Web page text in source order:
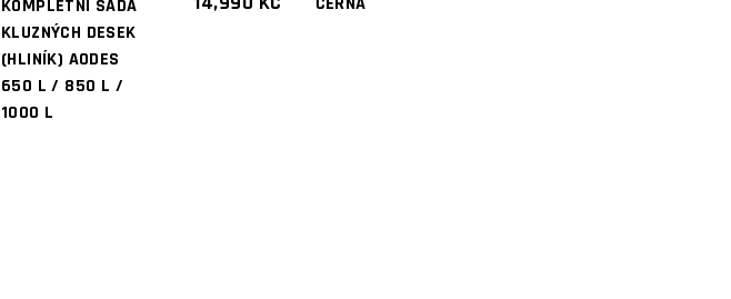
KOMPLETNÍ SADA
KLUZNÝCH DESEK
(HLINÍK) AODES
650 L / 850 L /
1000 L